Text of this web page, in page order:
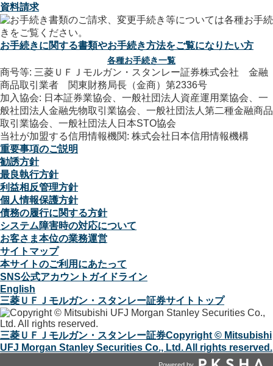
資料請求
お手続きに関する書類やお手続き方法をご覧になりたい方
各種お手続き一覧
商号等: 三菱ＵＦＪモルガン・スタンレー証券株式会社 金融
商品取引業者 関東財務局長（金商）第2336号
加入協会: 日本証券業協会、一般社団法人資産運用業協会、一
般社団法人金融先物取引業協会、一般社団法人第二種金融商品
取引業協会、一般社団法人日本STO協会
当社が加盟する信用情報機関: 株式会社日本信用情報機構
重要事項のご説明
勧誘方針
最良執行方針
利益相反管理方針
個人情報保護方針
債務の履行に関する方針
システム障害時の対応について
お客さま本位の業務運営
サイトマップ
本サイトのご利用にあたって
SNS公式アカウントガイドライン
English
三菱ＵＦＪモルガン・スタンレー証券サイトトップ
三菱ＵＦＪモルガン・スタンレー証券Copyright © Mitsubishi
UFJ Morgan Stanley Securities Co., Ltd. All rights reserved.
Powered by